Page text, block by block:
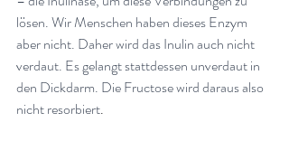
lösen. Wir Menschen haben dieses Enzym
aber nicht. Daher wird das Inulin auch nicht
verdaut. Es gelangt stattdessen unverdaut in
den Dickdarm. Die Fructose wird daraus also
nicht resorbiert.